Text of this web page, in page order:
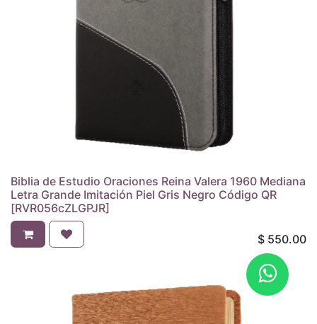
Biblia de Estudio Oraciones Reina Valera 1960 Mediana
Letra Grande Imitación Piel Gris Negro Código QR
[RVR056cZLGPJR]
$ 550.00